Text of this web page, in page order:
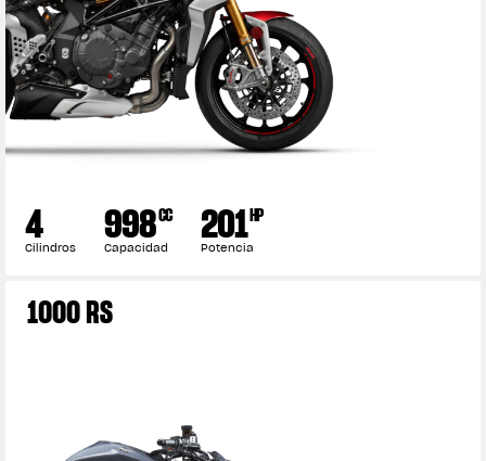
La conducimos. La lucimos
4
Cilindros 998CC
Capacidad 201HP
Potencia
1000 RS